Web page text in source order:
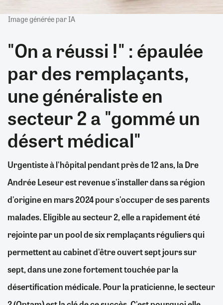
Image générée par IA
"On a réussi !" : épaulée
par des remplaçants,
une généraliste en
secteur 2 a "gommé un
désert médical"
Urgentiste à l'hôpital pendant près de 12 ans, la Dre
Andrée Leseur est revenue s'installer dans sa région
d'origine en mars 2024 pour s'occuper de ses parents
malades. Eligible au secteur 2, elle a rapidement été
rejointe par un pool de six remplaçants réguliers qui
permettent au cabinet d'être ouvert sept jours sur
sept, dans une zone fortement touchée par la
désertification médicale. Pour la praticienne, le secteur